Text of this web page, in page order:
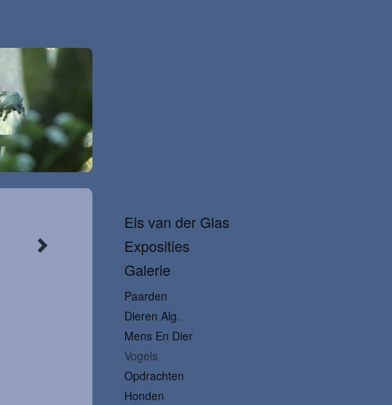
Els van der Glas
Exposities
Galerie
Paarden
Dieren Alg.
Mens En Dier
Vogels
Opdrachten
Honden